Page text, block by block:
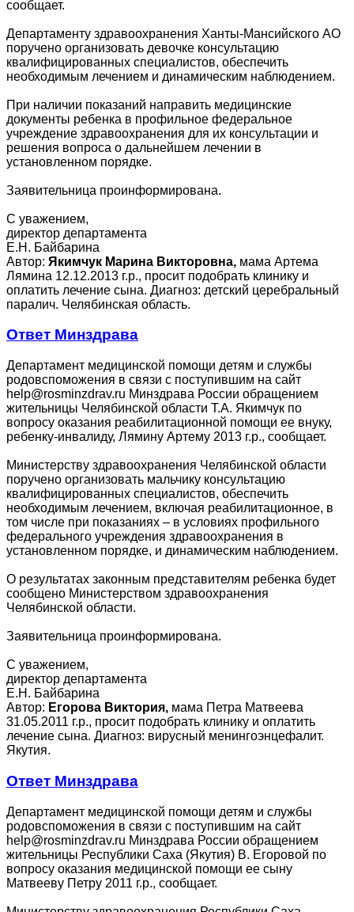
сообщает.
Департаменту здравоохранения Ханты-Мансийского АО
поручено организовать девочке консультацию
квалифицированных специалистов, обеспечить
необходимым лечением и динамическим наблюдением.
При наличии показаний направить медицинские
документы ребенка в профильное федеральное
учреждение здравоохранения для их консультации и
решения вопроса о дальнейшем лечении в
установленном порядке.
Заявительница проинформирована.
С уважением,
директор департамента
Е.Н. Байбарина
Автор: Якимчук Марина Викторовна, мама Артема
Лямина 12.12.2013 г.р., просит подобрать клинику и
оплатить лечение сына. Диагноз: детский церебральный
паралич. Челябинская область.
Ответ Минздрава
Департамент медицинской помощи детям и службы
родовспоможения в связи с поступившим на сайт
help@rosminzdrav.ru Минздрава России обращением
жительницы Челябинской области Т.А. Якимчук по
вопросу оказания реабилитационной помощи ее внуку,
ребенку-инвалиду, Лямину Артему 2013 г.р., сообщает.
Министерству здравоохранения Челябинской области
поручено организовать мальчику консультацию
квалифицированных специалистов, обеспечить
необходимым лечением, включая реабилитационное, в
том числе при показаниях – в условиях профильного
федерального учреждения здравоохранения в
установленном порядке, и динамическим наблюдением.
О результатах законным представителям ребенка будет
сообщено Министерством здравоохранения
Челябинской области.
Заявительница проинформирована.
С уважением,
директор департамента
Е.Н. Байбарина
Автор: Егорова Виктория, мама Петра Матвеева
31.05.2011 г.р., просит подобрать клинику и оплатить
лечение сына. Диагноз: вирусный менингоэнцефалит.
Якутия.
Ответ Минздрава
Департамент медицинской помощи детям и службы
родовспоможения в связи с поступившим на сайт
help@rosminzdrav.ru Минздрава России обращением
жительницы Республики Саха (Якутия) В. Егоровой по
вопросу оказания медицинской помощи ее сыну
Матвееву Петру 2011 г.р., сообщает.